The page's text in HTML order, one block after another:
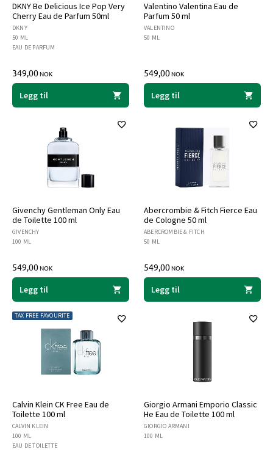
DKNY Be Delicious Ice Pop Very
Cherry Eau de Parfum 50ml
DKNY
50 ML
EAU DE PARFUM
349,00NOK
Legg til
Valentino Valentina Eau de
Parfum 50 ml
VALENTINO
50 ML
549,00NOK
Legg til
Givenchy Gentleman Only Eau
de Toilette 100 ml
GIVENCHY
100 ML
549,00NOK
Legg til
Abercrombie & Fitch Fierce Eau
de Cologne 50 ml
ABERCROMBIE & FITCH
50 ML
549,00NOK
Legg til
Calvin Klein CK Free Eau de
Toilette 100 ml
TAX FREE FAVOURITE
CALVIN KLEIN
100 ML
EAU DE TOILETTE
Giorgio Armani Emporio Classic
He Eau de Toilette 100 ml
GIORGIO ARMANI
100 ML